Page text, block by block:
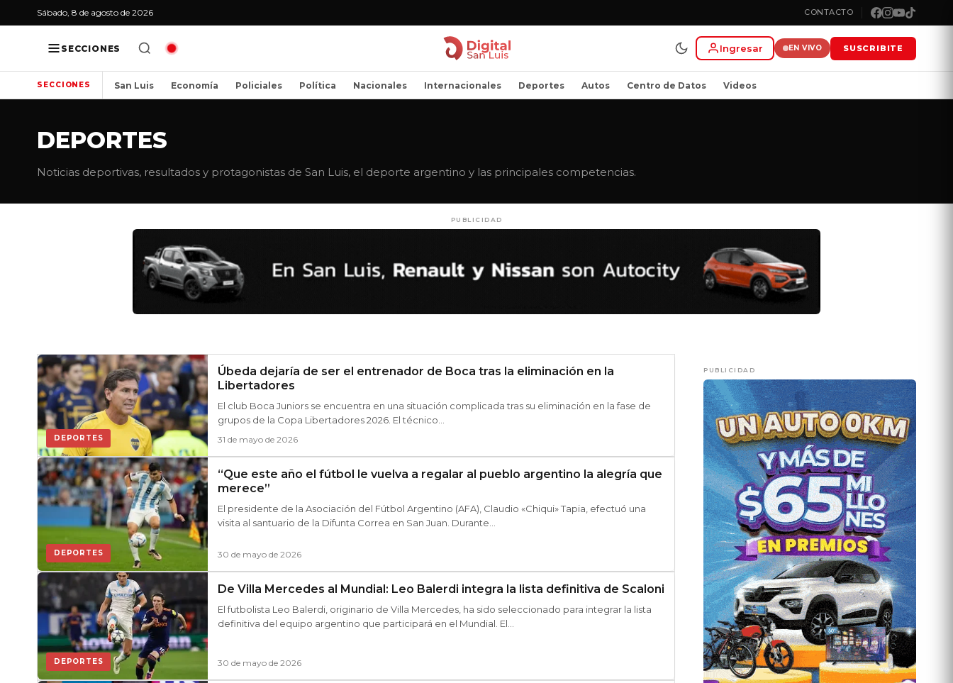
Sábado, 8 de agosto de 2026 CONTACTO
SECCIONES Ingresar EN VIVO SUSCRIBITE
SECCIONES San Luis Economía Policiales Política Nacionales Internacionales Deportes Autos Centro de Datos Videos
DEPORTES
Noticias deportivas, resultados y protagonistas de San Luis, el deporte argentino y las principales competencias.
PUBLICIDAD
DEPORTES
Úbeda dejaría de ser el entrenador de Boca tras la eliminación en la
Libertadores
El club Boca Juniors se encuentra en una situación complicada tras su eliminación en la fase de
grupos de la Copa Libertadores 2026. El técnico...
31 de mayo de 2026
DEPORTES
“Que este año el fútbol le vuelva a regalar al pueblo argentino la alegría que
merece”
El presidente de la Asociación del Fútbol Argentino (AFA), Claudio «Chiqui» Tapia, efectuó una
visita al santuario de la Difunta Correa en San Juan. Durante...
30 de mayo de 2026
DEPORTES
De Villa Mercedes al Mundial: Leo Balerdi integra la lista definitiva de Scaloni
El futbolista Leo Balerdi, originario de Villa Mercedes, ha sido seleccionado para integrar la lista
definitiva del equipo argentino que participará en el Mundial. El...
30 de mayo de 2026
PUBLICIDAD